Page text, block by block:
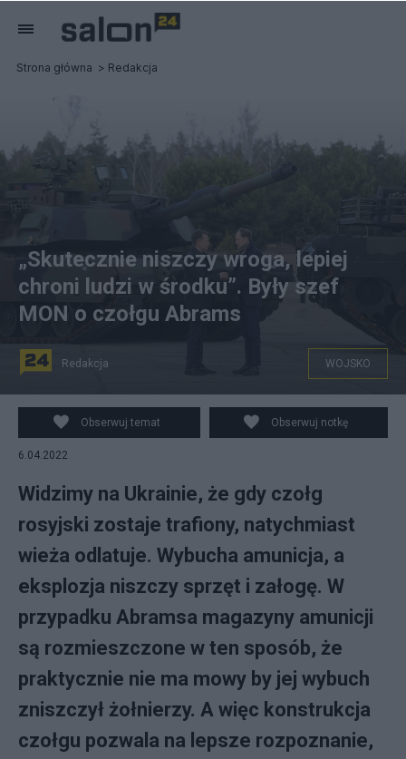
Strona główna Redakcja
Fot. PAP/Rafał Guz
„Skutecznie niszczy wroga, lepiej
chroni ludzi w środku”. Były szef
MON o czołgu Abrams
Redakcja WOJSKO
Obserwuj temat Obserwuj notkę
6.04.2022
Widzimy na Ukrainie, że gdy czołg
rosyjski zostaje trafiony, natychmiast
wieża odlatuje. Wybucha amunicja, a
eksplozja niszczy sprzęt i załogę. W
przypadku Abramsa magazyny amunicji
są rozmieszczone w ten sposób, że
praktycznie nie ma mowy by jej wybuch
zniszczył żołnierzy. A więc konstrukcja
czołgu pozwala na lepsze rozpoznanie,